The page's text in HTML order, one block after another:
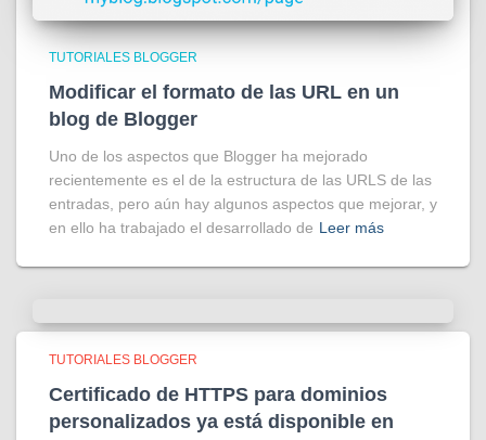
TUTORIALES BLOGGER
Modificar el formato de las URL en un
blog de Blogger
Uno de los aspectos que Blogger ha mejorado
recientemente es el de la estructura de las URLS de las
entradas, pero aún hay algunos aspectos que mejorar, y
en ello ha trabajado el desarrollado de Leer más
TUTORIALES BLOGGER
Certificado de HTTPS para dominios
personalizados ya está disponible en